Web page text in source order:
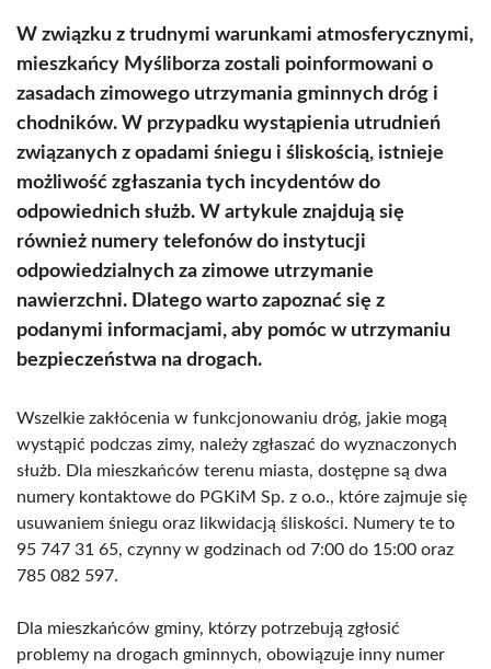
W związku z trudnymi warunkami atmosferycznymi,
mieszkańcy Myśliborza zostali poinformowani o
zasadach zimowego utrzymania gminnych dróg i
chodników. W przypadku wystąpienia utrudnień
związanych z opadami śniegu i śliskością, istnieje
możliwość zgłaszania tych incydentów do
odpowiednich służb. W artykule znajdują się
również numery telefonów do instytucji
odpowiedzialnych za zimowe utrzymanie
nawierzchni. Dlatego warto zapoznać się z
podanymi informacjami, aby pomóc w utrzymaniu
bezpieczeństwa na drogach.
Wszelkie zakłócenia w funkcjonowaniu dróg, jakie mogą
wystąpić podczas zimy, należy zgłaszać do wyznaczonych
służb. Dla mieszkańców terenu miasta, dostępne są dwa
numery kontaktowe do PGKiM Sp. z o.o., które zajmuje się
usuwaniem śniegu oraz likwidacją śliskości. Numery te to
95 747 31 65, czynny w godzinach od 7:00 do 15:00 oraz
785 082 597.
Dla mieszkańców gminy, którzy potrzebują zgłosić
problemy na drogach gminnych, obowiązuje inny numer